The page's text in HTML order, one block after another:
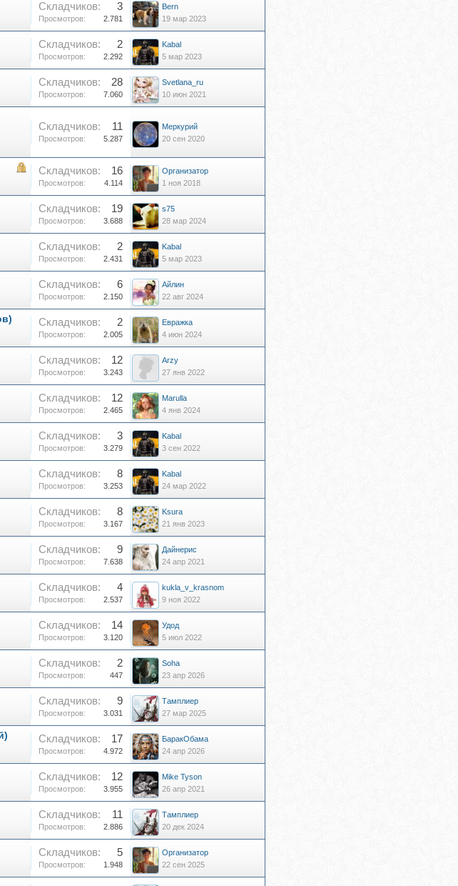
Складчиков: 3
Просмотров: 2.781
Bern
19 мар 2023
Складчиков: 2
Просмотров: 2.292
Kabal
5 мар 2023
Складчиков: 28
Просмотров: 7.060
Svetlana_ru
10 июн 2021
Складчиков: 11
Просмотров: 5.287
Меркурий
20 сен 2020
Складчиков: 16
Просмотров: 4.114
Организатор
1 ноя 2018
Складчиков: 19
Просмотров: 3.688
s75
28 мар 2024
Складчиков: 2
Просмотров: 2.431
Kabal
5 мар 2023
Складчиков: 6
Просмотров: 2.150
Айлин
22 авг 2024
Складчиков: 2
Просмотров: 2.005
Евражкa
4 июн 2024
Складчиков: 12
Просмотров: 3.243
Arzy
27 янв 2022
Складчиков: 12
Просмотров: 2.465
Marulla
4 янв 2024
Складчиков: 3
Просмотров: 3.279
Kabal
3 сен 2022
Складчиков: 8
Просмотров: 3.253
Kabal
24 мар 2022
Складчиков: 8
Просмотров: 3.167
Ksura
21 янв 2023
Складчиков: 9
Просмотров: 7.638
Дайнерис
24 апр 2021
Складчиков: 4
Просмотров: 2.537
kukla_v_krasnom
9 ноя 2022
Складчиков: 14
Просмотров: 3.120
Удод
5 июл 2022
Складчиков: 2
Просмотров: 447
Soha
23 апр 2026
Складчиков: 9
Просмотров: 3.031
Тамплиер
27 мар 2025
Складчиков: 17
Просмотров: 4.972
БаракОбама
24 апр 2026
Складчиков: 12
Просмотров: 3.955
Mike Tyson
26 апр 2021
Складчиков: 11
Просмотров: 2.886
Тамплиер
20 дек 2024
Складчиков: 5
Просмотров: 1.948
Организатор
22 сен 2025